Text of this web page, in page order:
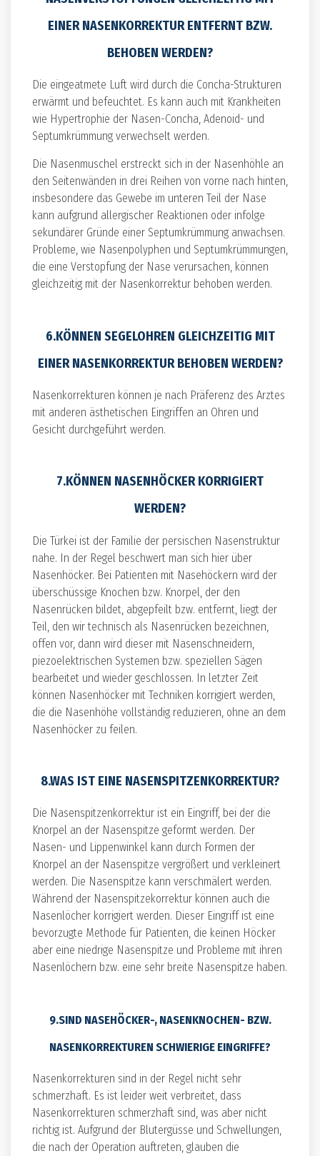
EINER NASENKORREKTUR ENTFERNT BZW.
BEHOBEN WERDEN?
Die eingeatmete Luft wird durch die Concha-Strukturen
erwärmt und befeuchtet. Es kann auch mit Krankheiten
wie Hypertrophie der Nasen-Concha, Adenoid- und
Septumkrümmung verwechselt werden.
Die Nasenmuschel erstreckt sich in der Nasenhöhle an
den Seitenwänden in drei Reihen von vorne nach hinten,
insbesondere das Gewebe im unteren Teil der Nase
kann aufgrund allergischer Reaktionen oder infolge
sekundärer Gründe einer Septumkrümmung anwachsen.
Probleme, wie Nasenpolyphen und Septumkrümmungen,
die eine Verstopfung der Nase verursachen, können
gleichzeitig mit der Nasenkorrektur behoben werden.
6.KÖNNEN SEGELOHREN GLEICHZEITIG MIT
EINER NASENKORREKTUR BEHOBEN WERDEN?
Nasenkorrekturen können je nach Präferenz des Arztes
mit anderen ästhetischen Eingriffen an Ohren und
Gesicht durchgeführt werden.
7.KÖNNEN NASENHÖCKER KORRIGIERT
WERDEN?
Die Türkei ist der Familie der persischen Nasenstruktur
nahe. In der Regel beschwert man sich hier über
Nasenhöcker. Bei Patienten mit Nasehöckern wird der
überschüssige Knochen bzw. Knorpel, der den
Nasenrücken bildet, abgepfeilt bzw. entfernt, liegt der
Teil, den wir technisch als Nasenrücken bezeichnen,
offen vor, dann wird dieser mit Nasenschneidern,
piezoelektrischen Systemen bzw. speziellen Sägen
bearbeitet und wieder geschlossen. In letzter Zeit
können Nasenhöcker mit Techniken korrigiert werden,
die die Nasenhöhe vollständig reduzieren, ohne an dem
Nasenhöcker zu feilen.
8.WAS IST EINE NASENSPITZENKORREKTUR?
Die Nasenspitzenkorrektur ist ein Eingriff, bei der die
Knorpel an der Nasenspitze geformt werden. Der
Nasen- und Lippenwinkel kann durch Formen der
Knorpel an der Nasenspitze vergrößert und verkleinert
werden. Die Nasenspitze kann verschmälert werden.
Während der Nasenspitzekorrektur können auch die
Nasenlöcher korrigiert werden. Dieser Eingriff ist eine
bevorzugte Methode für Patienten, die keinen Höcker
aber eine niedrige Nasenspitze und Probleme mit ihren
Nasenlöchern bzw. eine sehr breite Nasenspitze haben.
9.SIND NASEHÖCKER-, NASENKNOCHEN- BZW.
NASENKORREKTUREN SCHWIERIGE EINGRIFFE?
Nasenkorrekturen sind in der Regel nicht sehr
schmerzhaft. Es ist leider weit verbreitet, dass
Nasenkorrekturen schmerzhaft sind, was aber nicht
richtig ist. Aufgrund der Blutergüsse und Schwellungen,
die nach der Operation auftreten, glauben die